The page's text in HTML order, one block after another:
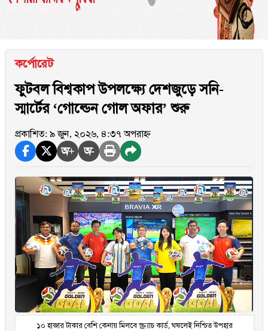
কর্পোরেট
ফুটবল বিশ্বকাপ উপলক্ষ্যে দেশজুড়ে সনি-
স্মার্টের ‘গোল্ডেন গোল অফার’ শুরু
প্রকাশিত: ৯ জুন, ২০২৬, ৪:৩৭ অপরাহ্ন
অ+ অ-
১০ হাজার টাকার বেশি কেনায় মিলবে স্ক্র্যাচ কার্ড, ঘষলেই নিশ্চিত উপহার